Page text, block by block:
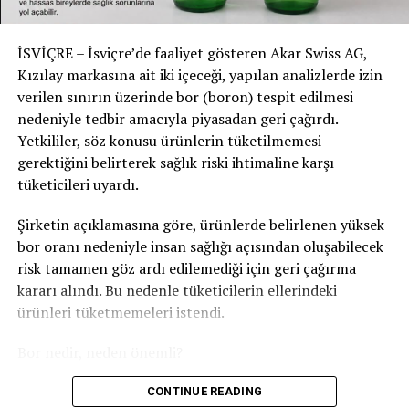
RELATED TOPICS:
Bellinzona’daki Bıçaklı Olayda Terör Şüphesi: Federal
Savcılık Soruşturma Başlattı
DON'T MISS
Crans-Montana Yangınından Bir Ay Sonra: 23 Yaralı
İsviçre’de Tedavi Görüyor
İSVİÇRE – İsviçre’de faaliyet gösteren Akar Swiss AG,
Kızılay markasına ait iki içeceği, yapılan analizlerde izin
verilen sınırın üzerinde bor (boron) tespit edilmesi
nedeniyle tedbir amacıyla piyasadan geri çağırdı.
Yetkililer, söz konusu ürünlerin tüketilmemesi
gerektiğini belirterek sağlık riski ihtimaline karşı
tüketicileri uyardı.
Şirketin açıklamasına göre, ürünlerde belirlenen yüksek
bor oranı nedeniyle insan sağlığı açısından oluşabilecek
risk tamamen göz ardı edilemediği için geri çağırma
kararı alındı. Bu nedenle tüketicilerin ellerindeki
ürünleri tüketmemeleri istendi.
Bor, doğada bulunan ve özellikle toprak ile yer altı
CONTINUE READING